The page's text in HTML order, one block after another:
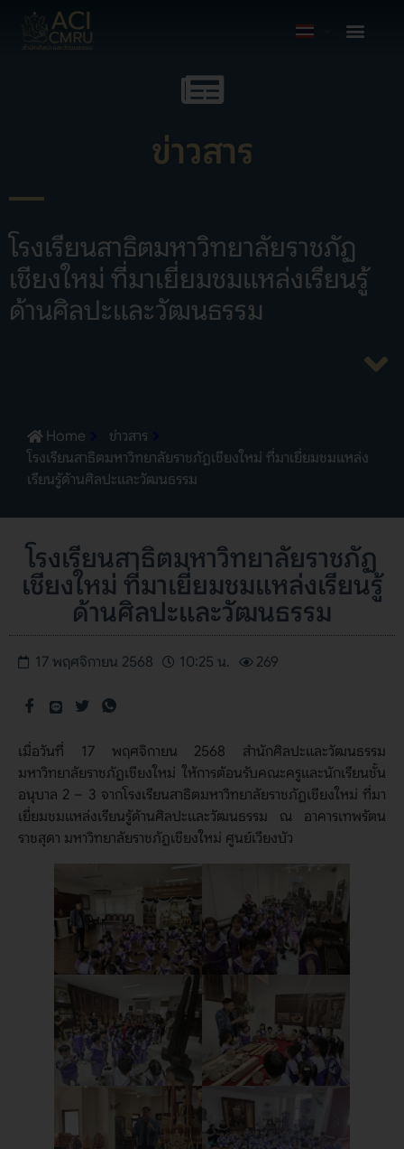
ข่าวสาร
โรงเรียนสาธิตมหาวิทยาลัยราชภัฏ
เชียงใหม่ ที่มาเยี่ยมชมแหล่งเรียนรู้
ด้านศิลปะและวัฒนธรรม
Home
ข่าวสาร
โรงเรียนสาธิตมหาวิทยาลัยราชภัฏเชียงใหม่ ที่มาเยี่ยมชมแหล่ง
เรียนรู้ด้านศิลปะและวัฒนธรรม
โรงเรียนสาธิตมหาวิทยาลัยราชภัฏ
เชียงใหม่ ที่มาเยี่ยมชมแหล่งเรียนรู้
ด้านศิลปะและวัฒนธรรม
17 พฤศจิกายน 2568 10:25 น. 269
เมื่อวันที่ 17 พฤศจิกายน 2568 สำนักศิลปะและวัฒนธรรม
มหาวิทยาลัยราชภัฏเชียงใหม่ ให้การต้อนรับคณะครูและนักเรียนชั้น
อนุบาล 2 – 3 จากโรงเรียนสาธิตมหาวิทยาลัยราชภัฏเชียงใหม่ ที่มา
เยี่ยมชมแหล่งเรียนรู้ด้านศิลปะและวัฒนธรรม ณ อาคารเทพรัตน
ราชสุดา มหาวิทยาลัยราชภัฏเชียงใหม่ ศูนย์เวียงบัว